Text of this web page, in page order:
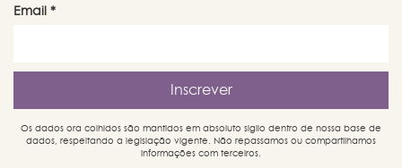
Email *
Os dados ora colhidos são mantidos em absoluto sigilo dentro de nossa base de
dados, respeitando a legislação vigente. Não repassamos ou compartilhamos
informações com terceiros.